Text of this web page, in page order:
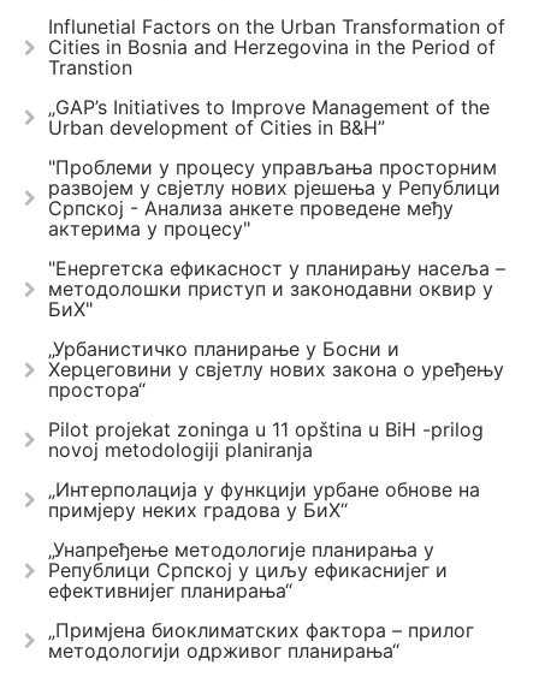
Influnetial Factors on the Urban Transformation of
Cities in Bosnia and Herzegovina in the Period of
Transtion
„GAP’s Initiatives to Improve Management of the
Urban development of Cities in B&H”
"Проблеми у процесу управљања просторним
развојем у свјетлу нових рјешења у Републици
Српској - Анализа анкете проведене међу
актерима у процесу"
"Енергетска ефикасност у планирању насеља –
методолошки приступ и законодавни оквир у
БиХ"
„Урбанистичко планирање у Босни и
Херцеговини у свјетлу нових закона о уређењу
простора“
Pilot projekat zoninga u 11 opština u BiH -prilog
novoj metodologiji planiranja
„Интерполација у функцији урбане обнове на
примјеру неких градова у БиХ“
„Унапређење методологије планирања у
Републици Српској у циљу ефикаснијег и
ефективнијег планирања“
„Примјена биоклиматских фактора – прилог
методологији одрживог планирања“